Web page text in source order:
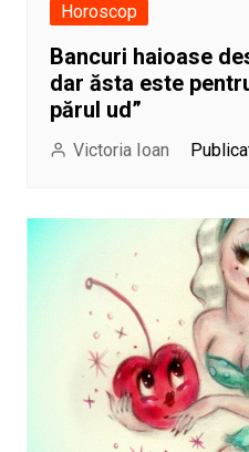
Horoscop
Bancuri haioase
dar ăsta este
părul ud”
Victoria Ioan